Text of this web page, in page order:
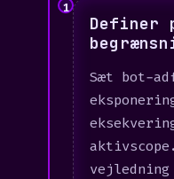
1
Definer
Sæt bot-